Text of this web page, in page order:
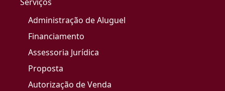
Administração de Aluguel
Financiamento
Assessoria Jurídica
Proposta
Autorização de Venda